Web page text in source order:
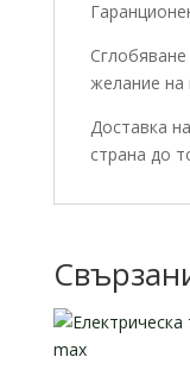
желание на
Доставка
страна до